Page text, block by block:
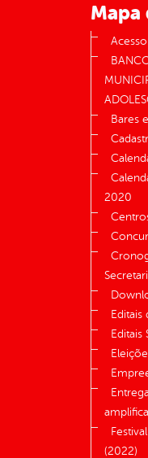
Mapa
Bares
2020
Editais
Editais
(2022)